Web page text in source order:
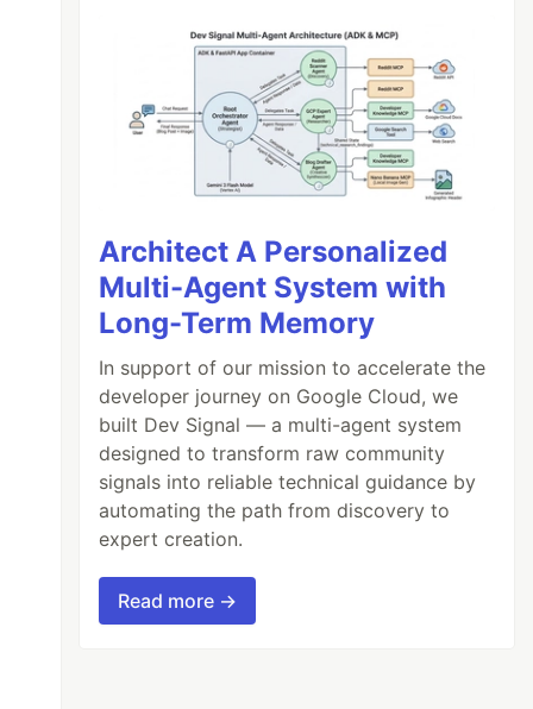
Architect A Personalized
Multi-Agent System with
Long-Term Memory
In support of our mission to accelerate the
developer journey on Google Cloud, we
built Dev Signal — a multi-agent system
designed to transform raw community
signals into reliable technical guidance by
automating the path from discovery to
expert creation.
Read more →